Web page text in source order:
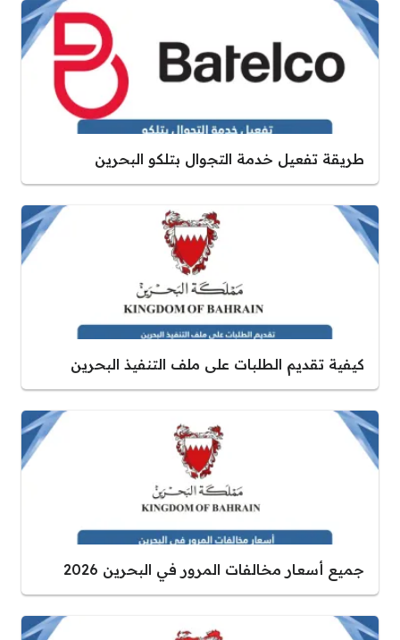
طريقة تفعيل خدمة التجوال بتلكو البحرين
كيفية تقديم الطلبات على ملف التنفيذ البحرين
جميع أسعار مخالفات المرور في البحرين 2026